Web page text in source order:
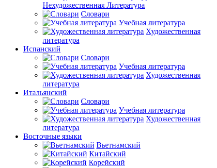
Нехудожественная Литература
Словари
Учебная литература
Художественная
литература
Испанский
Словари
Учебная литература
Художественная
литература
Итальянский
Словари
Учебная литература
Художественная
литература
Восточные языки
Вьетнамский
Китайский
Корейский